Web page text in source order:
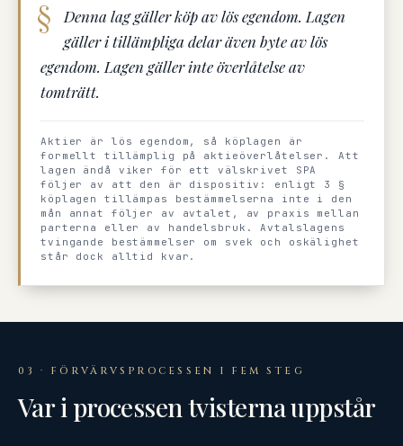
Denna lag gäller köp av lös egendom. Lagen
gäller i tillämpliga delar även byte av lös
egendom. Lagen gäller inte överlåtelse av
tomträtt.
Aktier är lös egendom, så köplagen är
formellt tillämplig på aktieöverlåtelser. Att
lagen ändå viker för ett välskrivet SPA
följer av att den är dispositiv: enligt 3 §
köplagen tillämpas bestämmelserna inte i den
mån annat följer av avtalet, av praxis mellan
parterna eller av handelsbruk. Avtalslagens
tvingande bestämmelser om svek och oskälighet
står dock alltid kvar.
03 · FÖRVÄRVSPROCESSEN I FEM STEG
Var i processen tvisterna uppstår